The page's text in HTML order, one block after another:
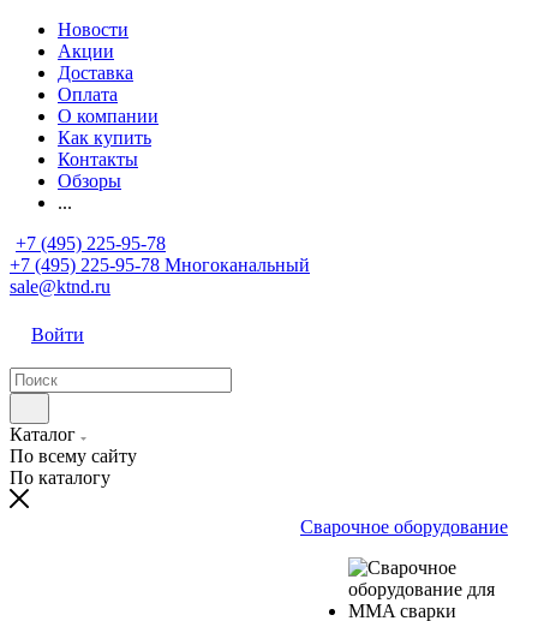
Новости
Акции
Доставка
Оплата
О компании
Как купить
Контакты
Обзоры
...
+7 (495) 225-95-78
+7 (495) 225-95-78 Многоканальный
sale@ktnd.ru
Войти
Каталог
По всему сайту
По каталогу
Сварочное оборудование